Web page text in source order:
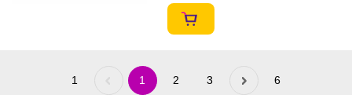
1 Previous
1 2 3 »Next 6